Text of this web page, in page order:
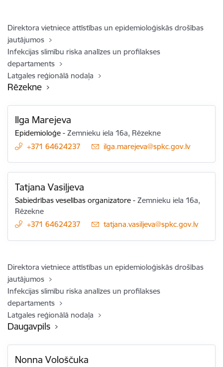
Direktora vietniece attīstības un epidemioloģiskās drošības
jautājumos
Infekcijas slimību riska analīzes un profilakses
departaments
Latgales reģionālā nodaļa
Rēzekne
Ilga Marejeva
Epidemioloģe -Zemnieku iela 16a, Rēzekne
+371 64624237
E-pasts:
ilga.marejeva@spkc.gov.lv
Tatjana Vasiļjeva
Sabiedrības veselības organizatore -Zemnieku iela 16a,
Rēzekne
+371 64624237
E-pasts:
tatjana.vasiljeva@spkc.gov.lv
Direktora vietniece attīstības un epidemioloģiskās drošības
jautājumos
Infekcijas slimību riska analīzes un profilakses
departaments
Latgales reģionālā nodaļa
Daugavpils
Nonna Vološčuka